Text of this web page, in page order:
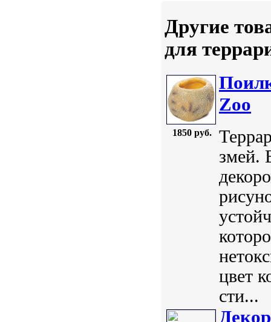
Другие
для
1850 руб.
Zoo
змей.
цвет
сти...